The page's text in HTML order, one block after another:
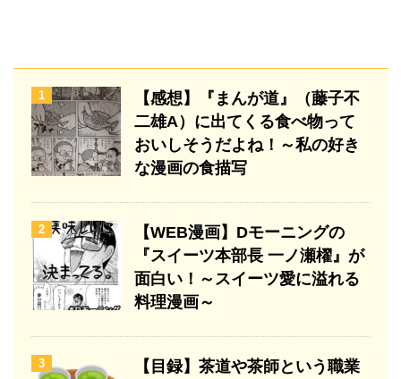
1
【感想】『まんが道』（藤子不
二雄A）に出てくる食べ物って
おいしそうだよね！～私の好き
な漫画の食描写
2
【WEB漫画】Dモーニングの
『スイーツ本部長 一ノ瀬櫂』が
面白い！～スイーツ愛に溢れる
料理漫画～
3
【目録】茶道や茶師という職業